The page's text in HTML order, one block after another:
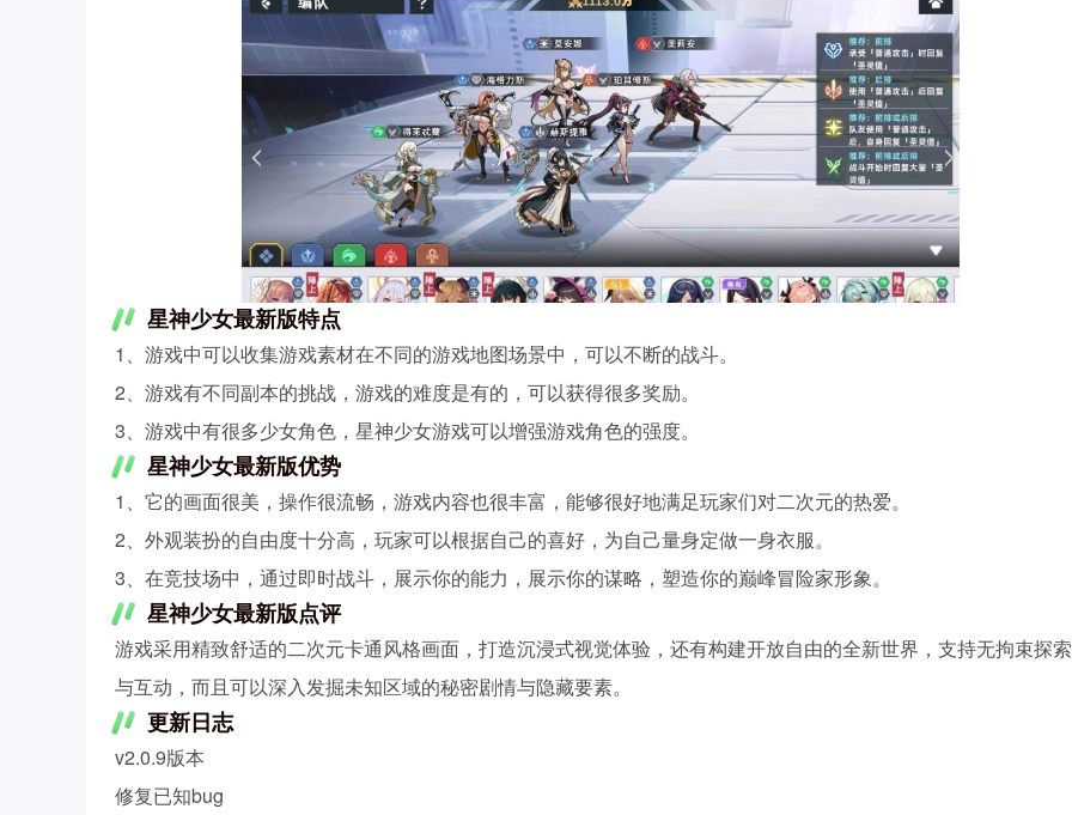
星神少女最新版特点
1、游戏中可以收集游戏素材在不同的游戏地图场景中，可以不断的战斗。
2、游戏有不同副本的挑战，游戏的难度是有的，可以获得很多奖励。
3、游戏中有很多少女角色，星神少女游戏可以增强游戏角色的强度。
星神少女最新版优势
1、它的画面很美，操作很流畅，游戏内容也很丰富，能够很好地满足玩家们对二次元的热爱。
2、外观装扮的自由度十分高，玩家可以根据自己的喜好，为自己量身定做一身衣服。
3、在竞技场中，通过即时战斗，展示你的能力，展示你的谋略，塑造你的巅峰冒险家形象。
星神少女最新版点评
游戏采用精致舒适的二次元卡通风格画面，打造沉浸式视觉体验，还有构建开放自由的全新世界，支持无拘束探索
与互动，而且可以深入发掘未知区域的秘密剧情与隐藏要素。
更新日志
v2.0.9版本
修复已知bug